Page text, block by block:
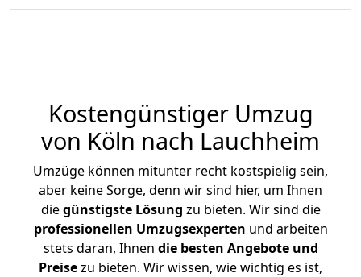
Kostengünstiger Umzug
von Köln nach Lauchheim
Umzüge können mitunter recht kostspielig sein,
aber keine Sorge, denn wir sind hier, um Ihnen
diegünstigste Lösung zu bieten. Wir sind die
professionellen Umzugsexperten und arbeiten
stets daran, Ihnen die besten Angebote und
Preisezu bieten. Wir wissen, wie wichtig es ist,